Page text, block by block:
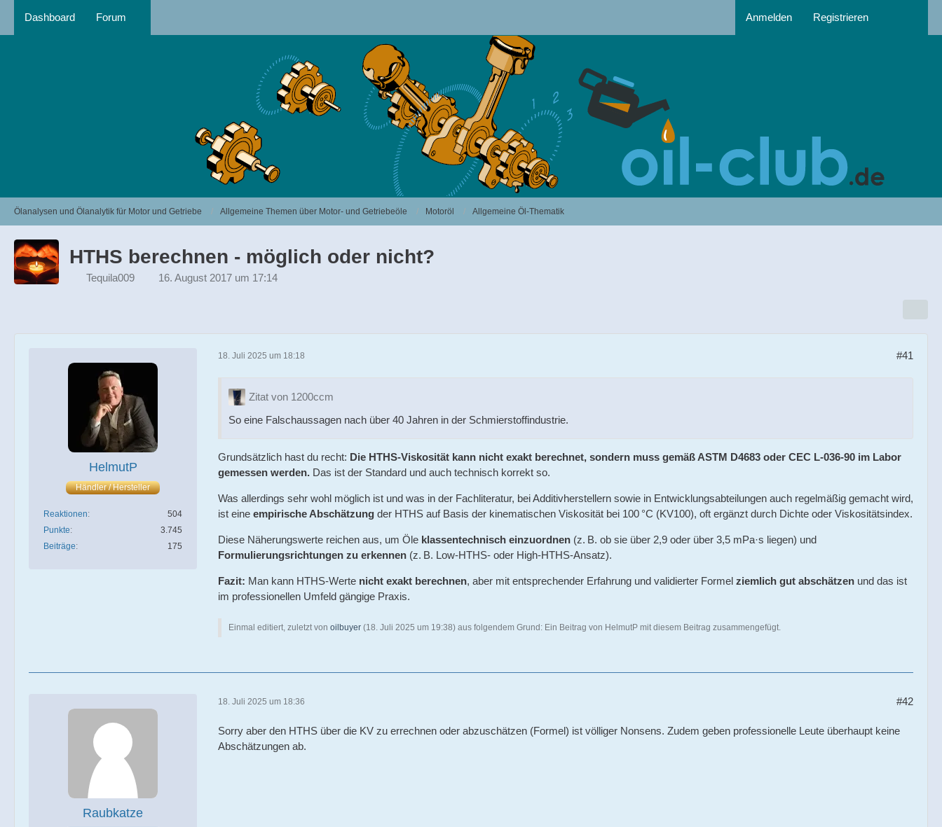
Dashboard Forum Anmelden Registrieren
Ölanalysen und Ölanalytik für Motor und Getriebe Allgemeine Themen über Motor- und Getriebeöle Motoröl Allgemeine Öl-Thematik
HTHS berechnen - möglich oder nicht?
Tequila009 16. August 2017 um 17:14
HelmutP
Händler / Hersteller
Reaktionen
504
Punkte
3.745
Beiträge
175
18. Juli 2025 um 18:18 #41
Zitat von 1200ccm
So eine Falschaussagen nach über 40 Jahren in der Schmierstoffindustrie.
Grundsätzlich hast du recht: Die HTHS-Viskosität kann nicht exakt berechnet, sondern muss gemäß ASTM D4683 oder CEC L-036-90 im Labor
gemessen werden. Das ist der Standard und auch technisch korrekt so.
Was allerdings sehr wohl möglich ist und was in der Fachliteratur, bei Additivherstellern sowie in Entwicklungsabteilungen auch regelmäßig gemacht wird,
ist eine empirische Abschätzung der HTHS auf Basis der kinematischen Viskosität bei 100 °C (KV100), oft ergänzt durch Dichte oder Viskositätsindex.
Diese Näherungswerte reichen aus, um Öle klassentechnisch einzuordnen (z. B. ob sie über 2,9 oder über 3,5 mPa·s liegen) und
Formulierungsrichtungen zu erkennen (z. B. Low-HTHS- oder High-HTHS-Ansatz).
Fazit: Man kann HTHS-Werte nicht exakt berechnen, aber mit entsprechender Erfahrung und validierter Formel ziemlich gut abschätzen und das ist
im professionellen Umfeld gängige Praxis.
Einmal editiert, zuletzt von oilbuyer (18. Juli 2025 um 19:38) aus folgendem Grund: Ein Beitrag von HelmutP mit diesem Beitrag zusammengefügt.
Raubkatze
18. Juli 2025 um 18:36 #42
Sorry aber den HTHS über die KV zu errechnen oder abzuschätzen (Formel) ist völliger Nonsens. Zudem geben professionelle Leute überhaupt keine
Abschätzungen ab.